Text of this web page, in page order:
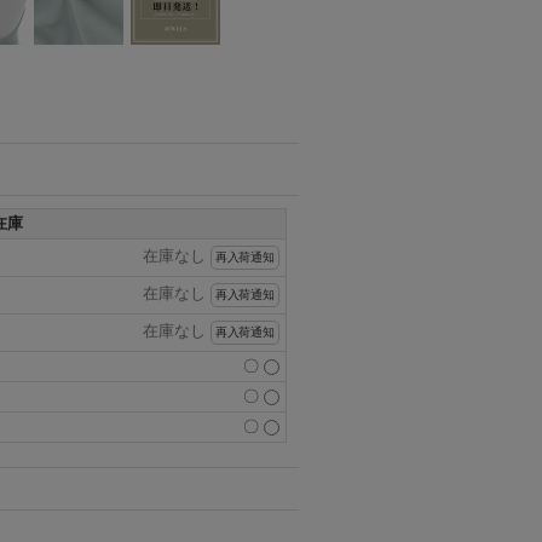
庫
在庫なし
再入荷通知
在庫なし 再入荷通知
在庫なし 再入荷通知
〇
〇
〇